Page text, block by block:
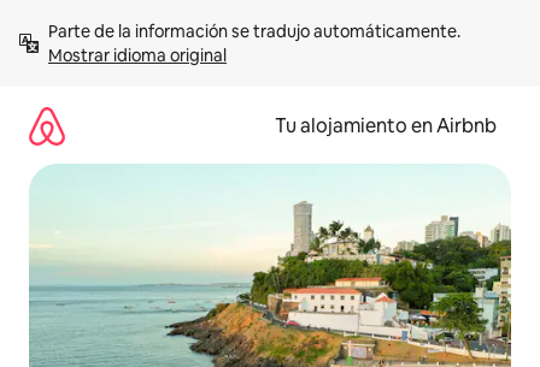
contenidoMostrar idioma original
Tu alojamiento en Airbnb